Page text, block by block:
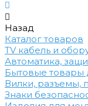
Назад
Каталог товаров
TV кабель и
Автоматика,
Бытовые товары
Вилки, разъемы,
Знаки